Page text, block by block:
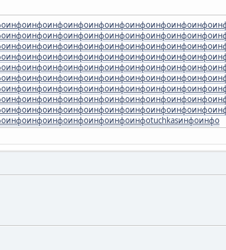
инфоинфоинфоинфоинфоинфоинфоинфоинфоинфо
инфоинфоинфоинфоинфоинфоинфоинфоинфоинфо
инфоинфоинфоинфоинфоинфоинфоинфоинфоинфо
инфоинфоинфоинфоинфоинфоинфоинфоинфоинфо
инфоинфоинфоинфоинфоинфоинфоинфоинфоинфо
инфоинфоинфоинфоинфоинфоинфоинфоинфоинфо
инфоинфоинфоинфоинфоинфоинфоинфоинфоинфо
инфоинфоинфоинфоинфоинфоинфоинфоинфоинфо
инфоинфоинфоинфоинфоинфоинфоинфоинфоинфо
инфоинфоинфоинфоинфоинфоинфоtuchkasинфоинфо